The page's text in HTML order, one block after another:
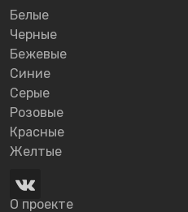
Белые
Черные
Бежевые
Синие
Серые
Розовые
Красные
Желтые
О проекте